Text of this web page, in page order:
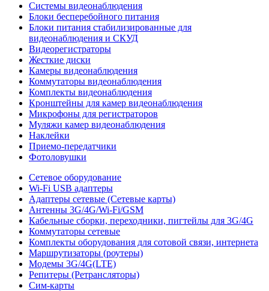
Системы видеонаблюдения
Блоки бесперебойного питания
Блоки питания стабилизированные для
видеонаблюдения и СКУД
Видеорегистраторы
Жесткие диски
Камеры видеонаблюдения
Коммутаторы видеонаблюдения
Комплекты видеонаблюдения
Кронштейны для камер видеонаблюдения
Микрофоны для регистраторов
Муляжи камер видеонаблюдения
Наклейки
Приемо-передатчики
Фотоловушки
Сетевое оборудование
Wi-Fi USB адаптеры
Адаптеры сетевые (Сетевые карты)
Антенны 3G/4G/Wi-Fi/GSM
Кабельные сборки, переходники, пигтейлы для 3G/4G
Коммутаторы сетевые
Комплекты оборудования для сотовой связи, интернета
Маршрутизаторы (роутеры)
Модемы 3G/4G(LTE)
Репитеры (Ретрансляторы)
Сим-карты